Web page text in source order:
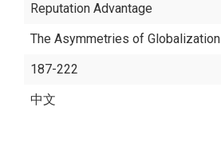
Reputation Advantage
The Asymmetries of Globalization
187-222
中文